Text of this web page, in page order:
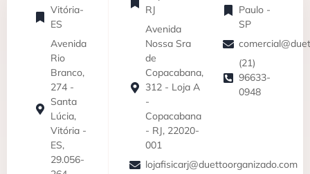
Vitória-
ES
Avenida
Rio
Branco,
274 -
Santa
Lúcia,
Vitória -
ES,
29.056-
RJ
Avenida
Nossa Sra
de
Copacabana,
312 - Loja A
-
Copacabana
- RJ, 22020-
001
lojafisicarj@duettoorganizado.com
Paulo -
SP
(21)
96633-
0948